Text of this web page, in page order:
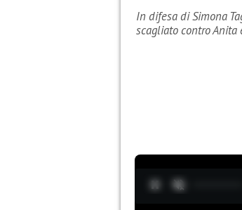
In difesa di Simona
scagliato contro Anita